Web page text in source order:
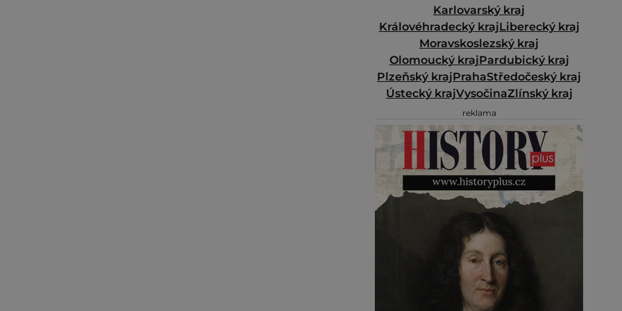
Karlovarský kraj
Královéhradecký krajLiberecký kraj
Moravskoslezský kraj
Olomoucký krajPardubický kraj
Plzeňský krajPrahaStředočeský kraj
Ústecký krajVysočinaZlínský kraj
reklama